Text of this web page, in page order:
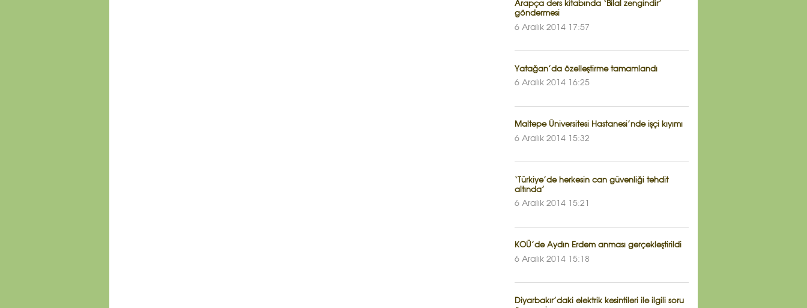
Arapça ders kitabında ‘Bilal zengindir’
göndermesi
6 Aralık 2014 17:57
Yatağan’da özelleştirme tamamlandı
6 Aralık 2014 16:25
Maltepe Üniversitesi Hastanesi’nde işçi kıyımı
6 Aralık 2014 15:32
‘Türkiye’de herkesin can güvenliği tehdit
altında’
6 Aralık 2014 15:21
KOÜ’de Aydın Erdem anması gerçekleştirildi
6 Aralık 2014 15:18
Diyarbakır’daki elektrik kesintileri ile ilgili soru